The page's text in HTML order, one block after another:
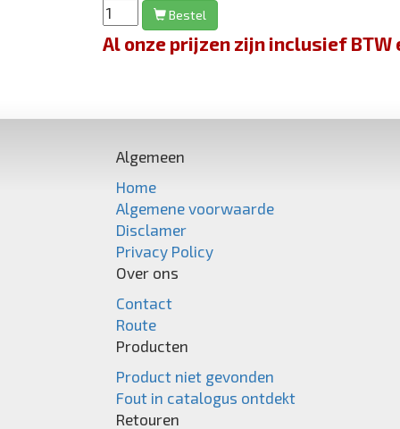
Bestel
Al onze prijzen zijn inclusief
Algemeen
Home
Algemene voorwaarde
Disclamer
Privacy Policy
Over ons
Contact
Route
Producten
Product niet gevonden
Fout in catalogus ontdekt
Retouren